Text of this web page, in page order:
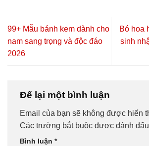
99+ Mẫu bánh kem dành cho
nam sang trọng và độc đáo
2026
Bó hoa
sinh
Để lại một bình luận
Email của bạn sẽ không được hiển
Các trường bắt buộc được đánh dấu
Bình luận *